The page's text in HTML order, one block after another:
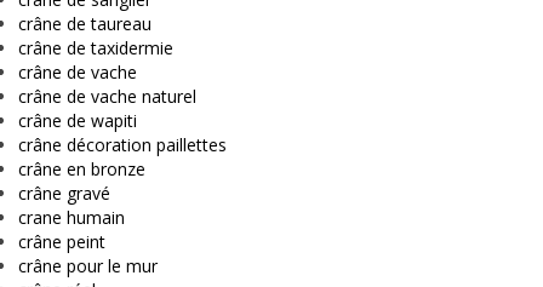
crâne de taureau
crâne de taxidermie
crâne de vache
crâne de vache naturel
crâne de wapiti
crâne décoration paillettes
crâne en bronze
crâne gravé
crane humain
crâne peint
crâne pour le mur